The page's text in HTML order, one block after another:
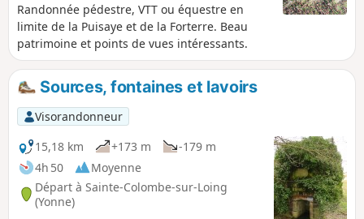
Randonnée pédestre, VTT ou équestre en
limite de la Puisaye et de la Forterre. Beau
patrimoine et points de vues intéressants.
Sources, fontaines et lavoirs
Visorandonneur
15,18 km
+173 m
-179 m
4h 50
Moyenne
Départ à Sainte-Colombe-sur-Loing
(Yonne)